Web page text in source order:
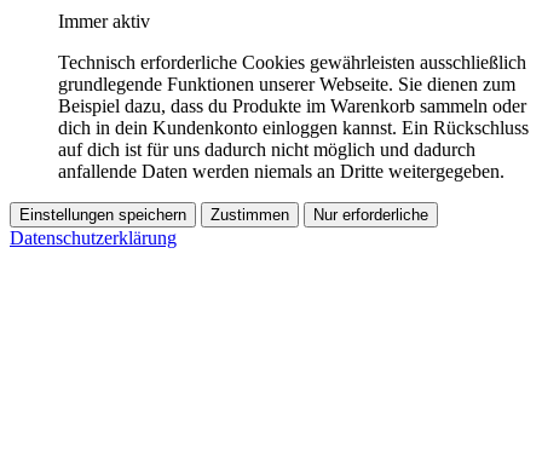
Immer aktiv
Technisch erforderliche Cookies gewährleisten ausschließlich
grundlegende Funktionen unserer Webseite. Sie dienen zum
Beispiel dazu, dass du Produkte im Warenkorb sammeln oder
dich in dein Kundenkonto einloggen kannst. Ein Rückschluss
auf dich ist für uns dadurch nicht möglich und dadurch
anfallende Daten werden niemals an Dritte weitergegeben.
Einstellungen speichern Zustimmen Nur erforderliche
Datenschutzerklärung